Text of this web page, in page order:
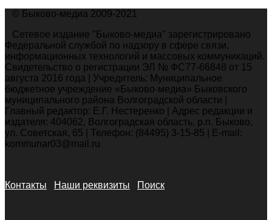
© Быково-медиа 2009-2021
Сетевое издание "Быково-медиа" зарегистрировано
Федеральной службой по надзору в сфере связи,
информационных технологий и массовых коммуникаций.
Свидетельство о регистрации ЭЛ № ФС77-66848 от 15
августа 2016 года | Учредитель: Муниципальное
бюджетное учреждение «Быково-медиа» Быковского
муниципального района Волгоградской области |
Главный редактор: Е.Г. Нестеренко | Адрес редакции и
издателя: 404062, Волгоградская область, р.п. Быково,
ул. Советская, 65 | Телефон: (84495) 3-15-85 | E-mail:
kommunar03@mail.ru
Контакты Наши реквизиты Поиск